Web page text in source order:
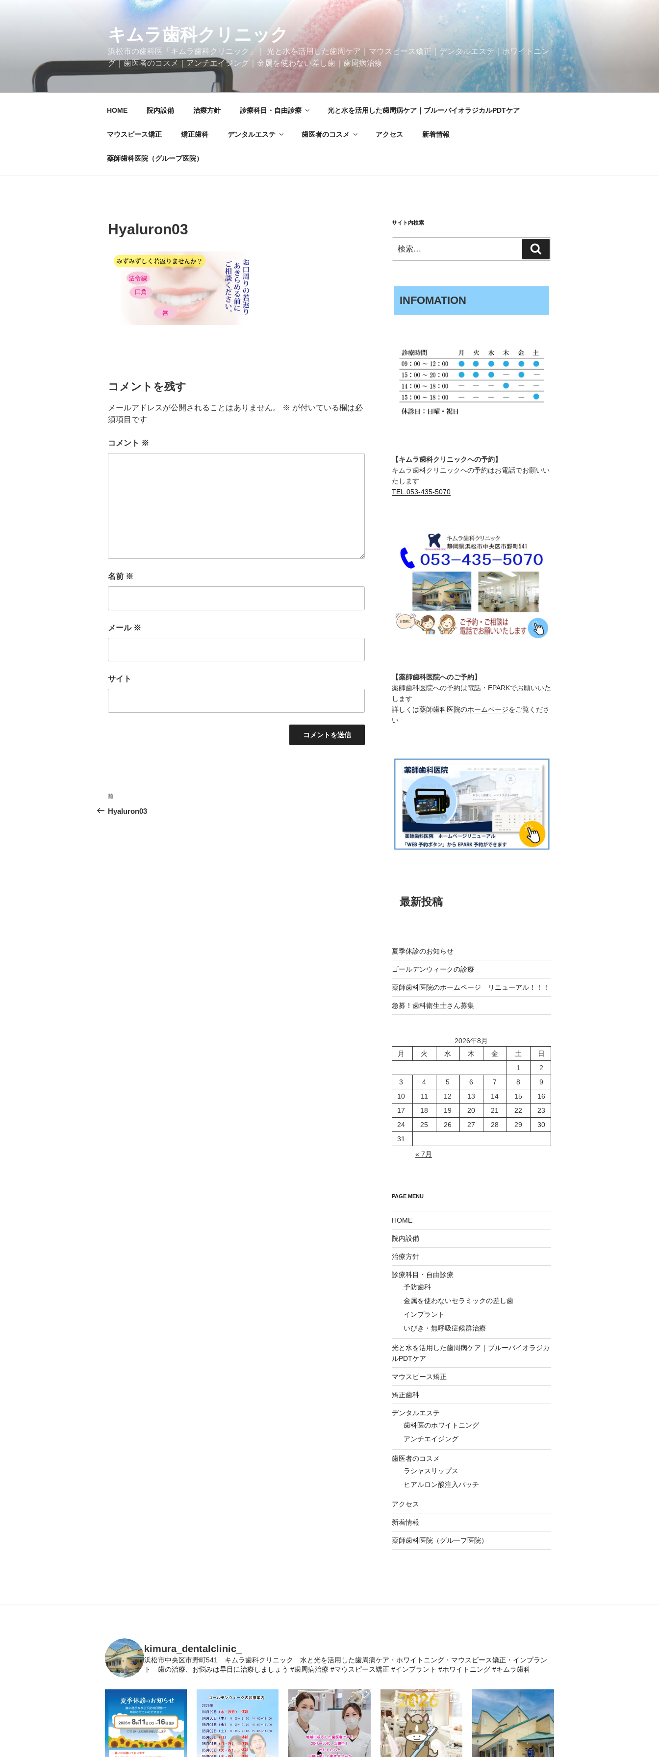
キムラ歯科クリニック
浜松市の歯科医「キムラ歯科クリニック」｜ 光と水を活用した歯周ケア｜マウスピース矯正｜デンタルエステ｜ホワイトニン
グ｜歯医者のコスメ｜アンチエイジング｜金属を使わない差し歯｜歯周病治療
HOME 院内設備 治療方針 診療科目・自由診療 光と水を活用した歯周病ケア｜ブルーバイオラジカルPDTケア
マウスピース矯正 矯正歯科 デンタルエステ 歯医者のコスメ アクセス 新着情報
薬師歯科医院（グループ医院）
Hyaluron03
コメントを残す
メールアドレスが公開されることはありません。 ※ が付いている欄は必
須項目です
コメント ※
名前 ※
メール ※
サイト
投
稿
前
の
前
Hyaluron03
サイト内検索
索:
索
INFOMATION
【キムラ歯科クリニックへの予約】
キムラ歯科クリニックへの予約はお電話でお願いい
たします
TEL.053-435-5070
【薬師歯科医院へのご予約】
薬師歯科医院への予約は電話・EPARKでお願いいた
します
詳しくは薬師歯科医院のホームページをご覧くださ
い
最新投稿
夏季休診のお知らせ
ゴールデンウィークの診療
薬師歯科医院のホームページ リニューアル！！！
急募！歯科衛生士さん募集
2026年8月
月
火 水 木 金 土
日
1
2
3
4 5 6 7 8
9
10
11 12 13 14 15
16
17
18 19 20 21 22
23
24
25 26 27 28 29
30
31
« 7月
PAGE MENU
HOME
院内設備
治療方針
診療科目・自由診療
予防歯科
金属を使わないセラミックの差し歯
インプラント
いびき・無呼吸症候群治療
光と水を活用した歯周病ケア｜ブルーバイオラジカ
ルPDTケア
マウスピース矯正
矯正歯科
デンタルエステ
歯科医のホワイトニング
アンチエイジング
歯医者のコスメ
ラシャスリップス
ヒアルロン酸注入パッチ
アクセス
新着情報
薬師歯科医院（グループ医院）
kimura_dentalclinic_
浜松市中央区市野町541 キムラ歯科クリニック 水と光を活用した歯周病ケア・ホワイトニング・マウスピース矯正・インプラン
ト 歯の治療、お悩みは早目に治療しましょう #歯周病治療 #マウスピース矯正 #インプラント #ホワイトニング #キムラ歯科